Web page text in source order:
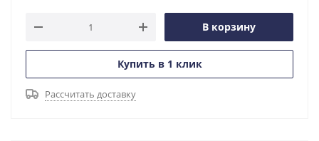
В корзину
Купить в 1 клик
Рассчитать доставку